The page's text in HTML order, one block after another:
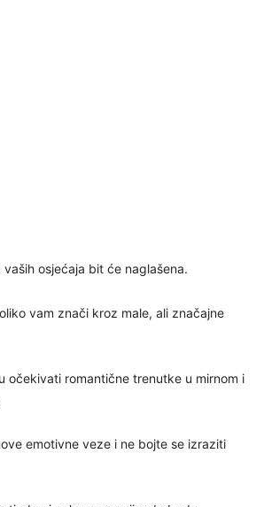
vaših osjećaja bit će naglašena.
vam znači kroz male, ali značajne
očekivati romantične trenutke u mirnom i
emotivne veze i ne bojte se izraziti